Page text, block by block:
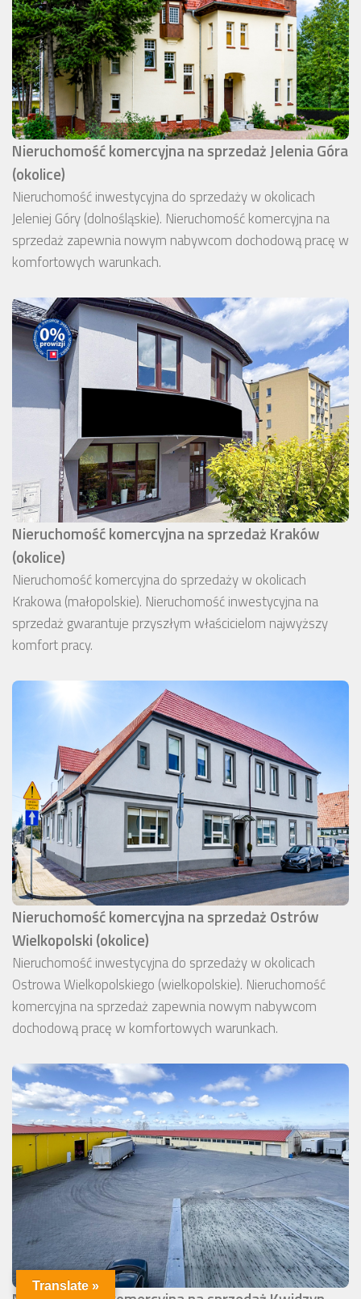
Nieruchomość komercyjna na sprzedaż Jelenia Góra
(okolice)
Nieruchomość inwestycyjna do sprzedaży w okolicach
Jeleniej Góry (dolnośląskie). Nieruchomość komercyjna na
sprzedaż zapewnia nowym nabywcom dochodową pracę w
komfortowych warunkach.
Nieruchomość komercyjna na sprzedaż Kraków
(okolice)
Nieruchomość komercyjna do sprzedaży w okolicach
Krakowa (małopolskie). Nieruchomość inwestycyjna na
sprzedaż gwarantuje przyszłym właścicielom najwyższy
komfort pracy.
Nieruchomość komercyjna na sprzedaż Ostrów
Wielkopolski (okolice)
Nieruchomość inwestycyjna do sprzedaży w okolicach
Ostrowa Wielkopolskiego (wielkopolskie). Nieruchomość
komercyjna na sprzedaż zapewnia nowym nabywcom
dochodową pracę w komfortowych warunkach.
Translate »